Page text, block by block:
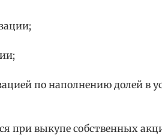
по наполнению долей в
при выкупе собственных